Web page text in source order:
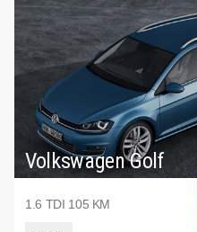
Volkswagen Golf
1.6 TDI 105 KM